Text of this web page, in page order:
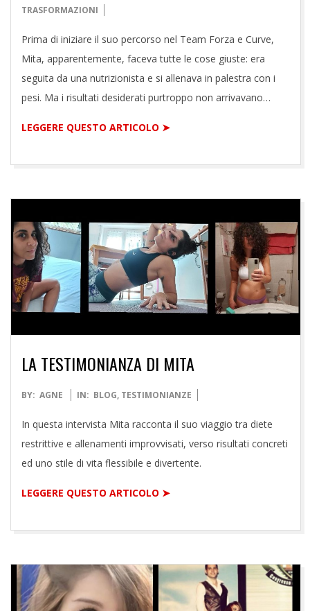
29
TRASFORMAZIONI
Prima di iniziare il suo percorso nel Team Forza e Curve,
Mita, apparentemente, faceva tutte le cose giuste: era
seguita da una nutrizionista e si allenava in palestra con i
pesi. Ma i risultati desiderati purtroppo non arrivavano…
LEGGERE QUESTO ARTICOLO ➤
LA TESTIMONIANZA DI MITA
2021-
22
BY: AGNE IN: BLOG, TESTIMONIANZE
In questa intervista Mita racconta il suo viaggio tra diete
restrittive e allenamenti improvvisati, verso risultati concreti
ed uno stile di vita flessibile e divertente.
LEGGERE QUESTO ARTICOLO ➤